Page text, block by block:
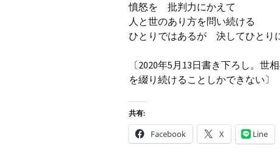
憤怒を 批判力にかえて
人と世のあり方を問い続ける
ひとりではあるが 決してひとり
〔2020年5月13日書き下ろし。
を綴り続けることしかできない〕
共有:
Facebook X Line